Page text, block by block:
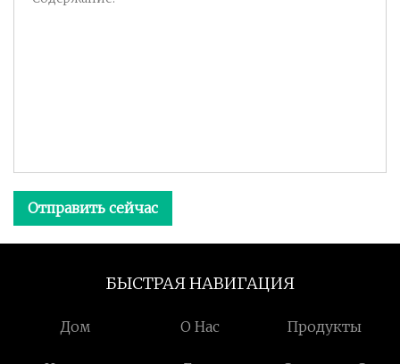
Отправить сейчас
БЫСТРАЯ НАВИГАЦИЯ
Дом О Нас Продукты